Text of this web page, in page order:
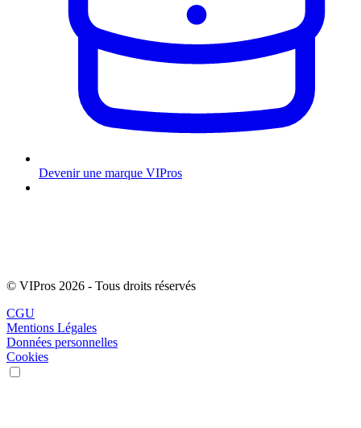
Devenir une marque VIPros
© VIPros 2026 - Tous droits réservés
CGU
Mentions Légales
Données personnelles
Cookies